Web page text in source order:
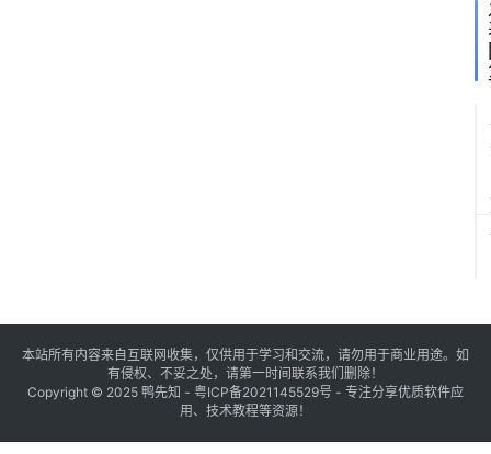
本站所有内容来自互联网收集，仅供用于学习和交流，请勿用于商业用途。如
有侵权、不妥之处，请第一时间联系我们删除！
Copyright © 2025 鸭先知 - 粤ICP备2021145529号 - 专注分享优质软件应
用、技术教程等资源！